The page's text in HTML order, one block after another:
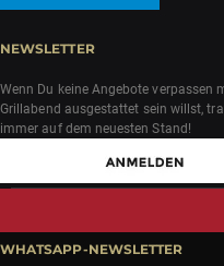
NEWSLETTER
Wenn Du keine Angebote verpassen
Grillabend ausgestattet sein willst,
immer auf dem neuesten Stand!
WHATSAPP-NEWSLETTER